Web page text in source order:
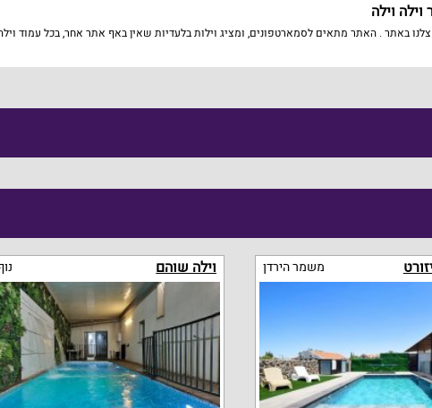
וילה
באתר . האתר מתאים לסמארטפונים, ומציג וילות בלעדיות שאין באף אתר אחר, בכל עמוד
משמר הירדן וילה שוהם